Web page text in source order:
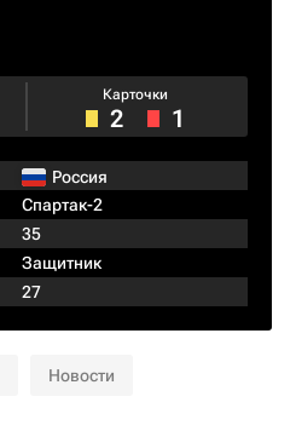
Карточки
2 1
Россия
Спартак-2
35
Защитник
27
Новости